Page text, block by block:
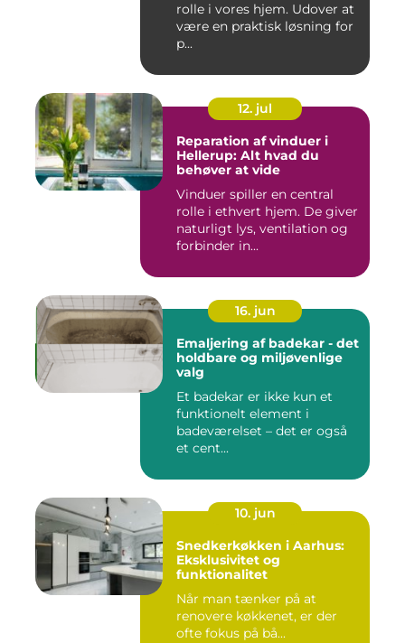
rolle i vores hjem. Udover at
være en praktisk løsning for
p...
12. jul
Reparation af vinduer i
Hellerup: Alt hvad du
behøver at vide
Vinduer spiller en central
rolle i ethvert hjem. De giver
naturligt lys, ventilation og
forbinder in...
16. jun
Emaljering af badekar - det
holdbare og miljøvenlige
valg
Et badekar er ikke kun et
funktionelt element i
badeværelset – det er også
et cent...
10. jun
Snedkerkøkken i Aarhus:
Eksklusivitet og
funktionalitet
Når man tænker på at
renovere køkkenet, er der
ofte fokus på bå...